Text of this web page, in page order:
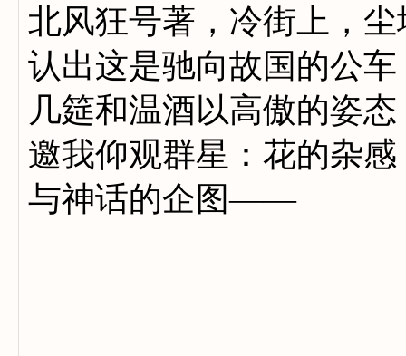
北风狂号著，冷街上，
认出这是驰向故国的公车
几筵和温酒以高傲的姿态
邀我仰观群星：花的杂感
与神话的企图——